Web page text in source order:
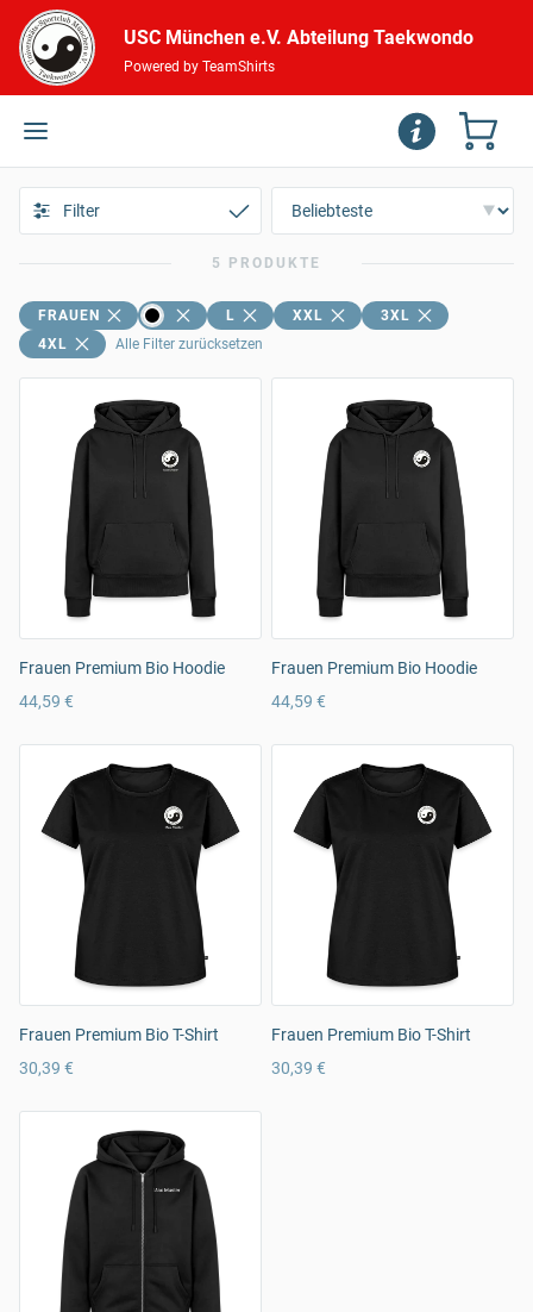
USC München e.V. Abteilung Taekwondo
Powered by TeamShirts
Filter
5 PRODUKTE
FRAUEN L XXL
3XL
4XL
Alle Filter zurücksetzen
Frauen Premium Bio Hoodie
44,59 €
Frauen Premium Bio Hoodie
44,59 €
Frauen Premium Bio T-Shirt
30,39 €
Frauen Premium Bio T-Shirt
30,39 €